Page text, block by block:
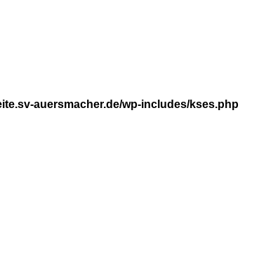
auersmacher.de/wp-includes/kses.php